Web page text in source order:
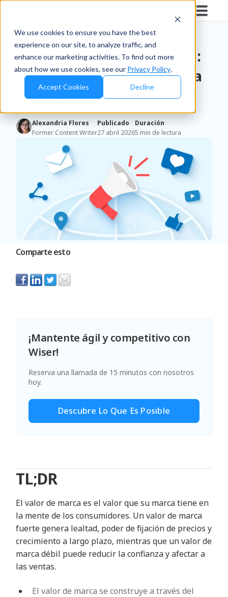
We use cookies to ensure you have the best
experience on our site, to analyze traffic, and
enhance our marketing activities. To find out more
about how we use cookies, see our Privacy Policy.
Accept Cookies Decline
Gestión del valor de marca:
estrategias esenciales para
los responsables de marca
Alexandria Flores
Former Content Writer
Publicado
27 abril 2026
Duración
5 min de lectura
Comparte esto
¡Mantente ágil y competitivo con
Wiser!
Reserva una llamada de 15 minutos con nosotros
hoy.
Descubre Lo Que Es Posible
TL;DR
El valor de marca es el valor que su marca tiene en
la mente de los consumidores. Un valor de marca
fuerte genera lealtad, poder de fijación de precios y
crecimiento a largo plazo, mientras que un valor de
marca débil puede reducir la confianza y afectar a
las ventas.
El valor de marca se construye a través del